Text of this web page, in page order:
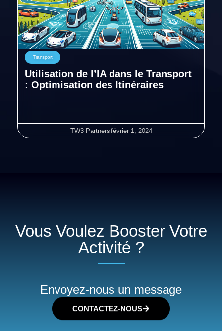
Transport
Utilisation de l’IA dans le Transport
: Optimisation des Itinéraires
TW3 Partners février 1, 2024
Vous Voulez Booster Votre
Activité ?
Envoyez-nous un message
CONTACTEZ-NOUS